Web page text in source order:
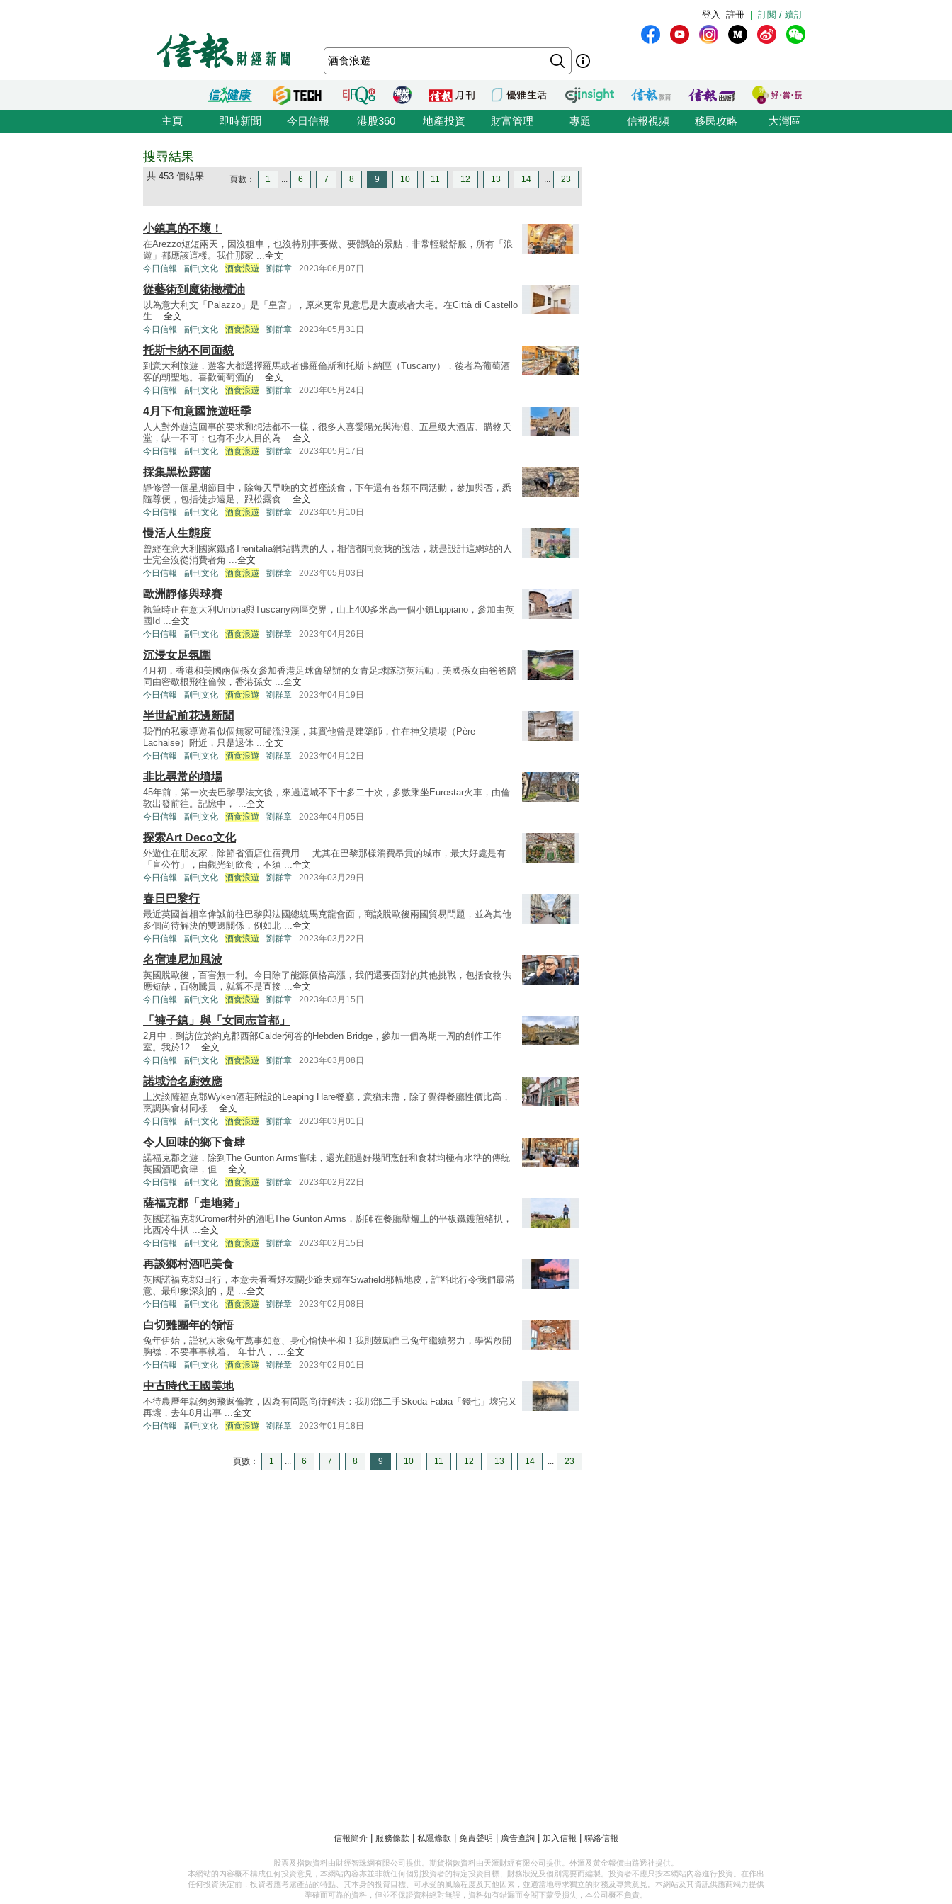
訂閱 / 續訂
註冊
登入
主頁 即時新聞 今日信報 港股360 地產投資 財富管理 專題 信報視頻 移民攻略 大灣區
搜尋結果
共 453 個結果 頁數： 1 ... 6 7 8 9 10 11 12 13 14 ... 23
小鎮真的不壞！
在Arezzo短短兩天，因沒租車，也沒特別事要做、要體驗的景點，非常輕鬆舒服，所有「浪
遊」都應該這樣。我住那家 ...全文
今日信報 副刊文化 酒食浪遊 劉群章 2023年06月07日
從藝術到魔術橄欖油
以為意大利文「Palazzo」是「皇宮」，原來更常見意思是大廈或者大宅。在Città di Castello
生 ...全文
今日信報 副刊文化 酒食浪遊 劉群章 2023年05月31日
托斯卡納不同面貌
到意大利旅遊，遊客大都選擇羅馬或者佛羅倫斯和托斯卡納區（Tuscany），後者為葡萄酒
客的朝聖地。喜歡葡萄酒的 ...全文
今日信報 副刊文化 酒食浪遊 劉群章 2023年05月24日
4月下旬意國旅遊旺季
人人對外遊這回事的要求和想法都不一樣，很多人喜愛陽光與海灘、五星級大酒店、購物天
堂，缺一不可；也有不少人目的為 ...全文
今日信報 副刊文化 酒食浪遊 劉群章 2023年05月17日
採集黑松露菌
靜修營一個星期節目中，除每天早晚的文哲座談會，下午還有各類不同活動，參加與否，悉
隨尊便，包括徒步遠足、跟松露食 ...全文
今日信報 副刊文化 酒食浪遊 劉群章 2023年05月10日
慢活人生態度
曾經在意大利國家鐵路Trenitalia網站購票的人，相信都同意我的說法，就是設計這網站的人
士完全沒從消費者角 ...全文
今日信報 副刊文化 酒食浪遊 劉群章 2023年05月03日
歐洲靜修與球賽
執筆時正在意大利Umbria與Tuscany兩區交界，山上400多米高一個小鎮Lippiano，參加由英
國Id ...全文
今日信報 副刊文化 酒食浪遊 劉群章 2023年04月26日
沉浸女足氛圍
4月初，香港和美國兩個孫女參加香港足球會舉辦的女青足球隊訪英活動，美國孫女由爸爸陪
同由密歇根飛往倫敦，香港孫女 ...全文
今日信報 副刊文化 酒食浪遊 劉群章 2023年04月19日
半世紀前花邊新聞
我們的私家導遊看似個無家可歸流浪漢，其實他曾是建築師，住在神父墳場（Père
Lachaise）附近，只是退休 ...全文
今日信報 副刊文化 酒食浪遊 劉群章 2023年04月12日
非比尋常的墳場
45年前，第一次去巴黎學法文後，來過這城不下十多二十次，多數乘坐Eurostar火車，由倫
敦出發前往。記憶中， ...全文
今日信報 副刊文化 酒食浪遊 劉群章 2023年04月05日
探索Art Deco文化
外遊住在朋友家，除節省酒店住宿費用──尤其在巴黎那樣消費昂貴的城市，最大好處是有
「盲公竹」，由觀光到飲食，不須 ...全文
今日信報 副刊文化 酒食浪遊 劉群章 2023年03月29日
春日巴黎行
最近英國首相辛偉誠前往巴黎與法國總統馬克龍會面，商談脫歐後兩國貿易問題，並為其他
多個尚待解決的雙邊關係，例如北 ...全文
今日信報 副刊文化 酒食浪遊 劉群章 2023年03月22日
名宿連尼加風波
英國脫歐後，百害無一利。今日除了能源價格高漲，我們還要面對的其他挑戰，包括食物供
應短缺，百物騰貴，就算不是直接 ...全文
今日信報 副刊文化 酒食浪遊 劉群章 2023年03月15日
「褲子鎮」與「女同志首都」
2月中，到訪位於約克郡西部Calder河谷的Hebden Bridge，參加一個為期一周的創作工作
室。我於12 ...全文
今日信報 副刊文化 酒食浪遊 劉群章 2023年03月08日
諾域治名廚效應
上次談薩福克郡Wyken酒莊附設的Leaping Hare餐廳，意猶未盡，除了覺得餐廳性價比高，
烹調與食材同樣 ...全文
今日信報 副刊文化 酒食浪遊 劉群章 2023年03月01日
令人回味的鄉下食肆
諾福克郡之遊，除到The Gunton Arms嘗味，還光顧過好幾間烹飪和食材均極有水準的傳統
英國酒吧食肆，但 ...全文
今日信報 副刊文化 酒食浪遊 劉群章 2023年02月22日
薩福克郡「走地豬」
英國諾福克郡Cromer村外的酒吧The Gunton Arms，廚師在餐廳壁爐上的平板鐵鑊煎豬扒，
比西冷牛扒 ...全文
今日信報 副刊文化 酒食浪遊 劉群章 2023年02月15日
再談鄉村酒吧美食
英國諾福克郡3日行，本意去看看好友關少爺夫婦在Swafield那幅地皮，誰料此行令我們最滿
意、最印象深刻的，是 ...全文
今日信報 副刊文化 酒食浪遊 劉群章 2023年02月08日
白切雞團年的領悟
兔年伊始，謹祝大家兔年萬事如意、身心愉快平和！我則鼓勵自己兔年繼續努力，學習放開
胸襟，不要事事執着。 年廿八， ...全文
今日信報 副刊文化 酒食浪遊 劉群章 2023年02月01日
中古時代王國美地
不待農曆年就匆匆飛返倫敦，因為有問題尚待解決：我那部二手Skoda Fabia「錢七」壞完又
再壞，去年8月出事 ...全文
今日信報 副刊文化 酒食浪遊 劉群章 2023年01月18日
頁數： 1 ... 6 7 8 9 10 11 12 13 14 ... 23
信報簡介 服務條款 私隱條款 免責聲明 廣告查詢 加入信報 聯絡信報
股票及指數資料由財經智珠網有限公司提供。期貨指數資料由天滙財經有限公司提供。外滙及黃金報價由路透社提供。
本網站的內容概不構成任何投資意見，本網站內容亦並非就任何個別投資者的特定投資目標、財務狀況及個別需要而編製。投資者不應只按本網站內容進行投資。在作出
任何投資決定前，投資者應考慮產品的特點、其本身的投資目標、可承受的風險程度及其他因素，並適當地尋求獨立的財務及專業意見。本網站及其資訊供應商竭力提供
準確而可靠的資料，但並不保證資料絕對無誤，資料如有錯漏而令閣下蒙受損失，本公司概不負責。